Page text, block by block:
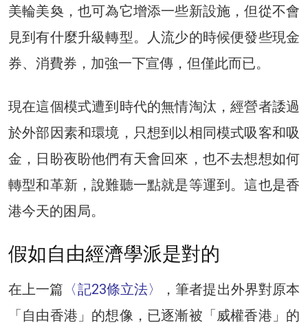
美輪美奐，也可為它增添一些新設施，但從不會
見到有什麼升級轉型。人流少的時候便發些現金
券、消費券，加強一下宣傳，但僅此而已。
現在這個模式遭到時代的無情淘汰，經營者諉過
於外部因素和環境，只想到以相同模式吸客和吸
金，日盼夜盼他們有天會回來，也不去想想如何
轉型和革新，說難聽一點就是等運到。這也是香
港今天的困局。
假如自由經濟學派是對的
在上一篇 〈記23條立法〉
，筆者提出外界對原本
「自由香港」的想像，已逐漸被「威權香港」的